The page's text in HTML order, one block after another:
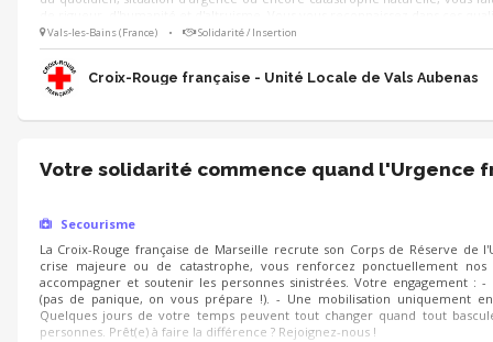
Vals-les-Bains (France) • Solidarité / Insertion
Croix-Rouge française - Unité Locale de Vals Aubenas
Votre solidarité commence quand l'Urgence
Secourisme
La Croix-Rouge française de Marseille recrute son Corps de Réserve de
crise majeure ou de catastrophe, vous renforcez ponctuellement
accompagner et soutenir les personnes sinistrées. Votre engagement :
(pas de panique, on vous prépare !). - Une mobilisation uniquement
Quelques jours de votre temps peuvent tout changer quand tout
personnes. Prêt(e) à faire la différence ? Rejoignez-nous !